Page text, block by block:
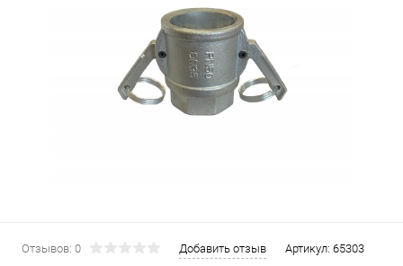
Отзывов: 0 Добавить отзыв Артикул: 65303